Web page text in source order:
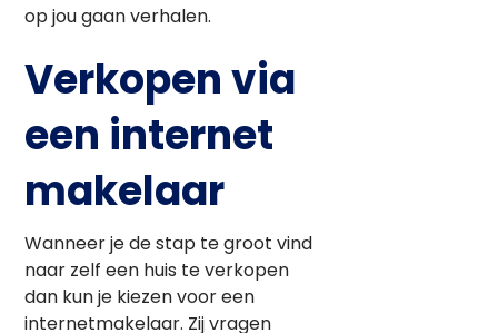
op jou gaan verhalen.
Verkopen via
een internet
makelaar
Wanneer je de stap te groot vind
naar zelf een huis te verkopen
dan kun je kiezen voor een
internetmakelaar. Zij vragen